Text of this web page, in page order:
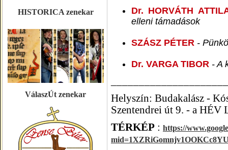
HISTORICA zenekar
VálaszÚt zenekar
Dr. HORVÁTH
elleni támadások
SZÁSZ PÉTER -
Dr. VARGA TIBOR - A
Helyszín: Budakalász -
Szentendrei út 9. - a HÉV
TÉRKÉP : https://